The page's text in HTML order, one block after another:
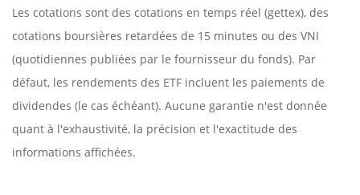
Les cotations sont des cotations en temps réel (gettex), des
cotations boursières retardées de 15 minutes ou des VNI
(quotidiennes publiées par le fournisseur du fonds). Par
défaut, les rendements des ETF incluent les paiements de
dividendes (le cas échéant). Aucune garantie n'est donnée
quant à l'exhaustivité, la précision et l'exactitude des
informations affichées.